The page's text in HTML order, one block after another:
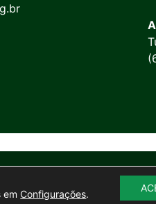
Objetivo
em Configurações.